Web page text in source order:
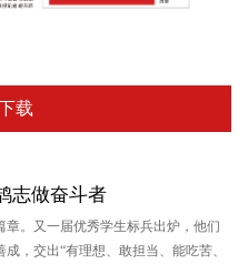
载
志做奋斗者
。又一届优秀学生标兵出炉，他们
，交出“有理想、敢担当、能吃苦、